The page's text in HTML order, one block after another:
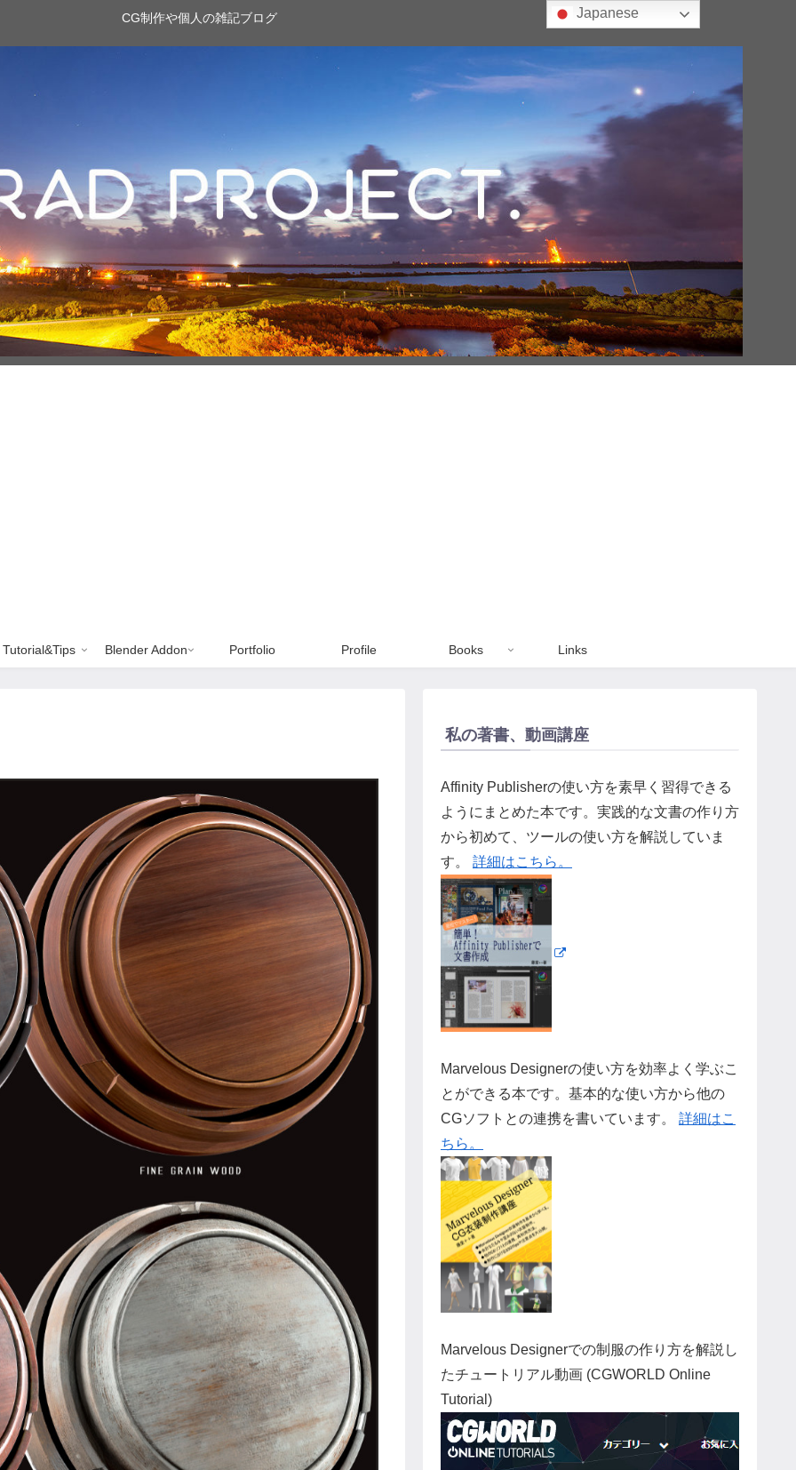
CG制作や個人の雑記ブログ
Tutorial&Tips Blender Addon Portfolio Profile Books Links
私の著書、動画講座
Affinity Publisherの使い方を素早く習得できる
ようにまとめた本です。実践的な文書の作り方
から初めて、ツールの使い方を解説していま
す。 詳細はこちら。
Marvelous Designerの使い方を効率よく学ぶこ
とができる本です。基本的な使い方から他の
CGソフトとの連携を書いています。 詳細はこ
ちら。
Marvelous Designerでの制服の作り方を解説し
たチュートリアル動画 (CGWORLD Online
Tutorial)
Japanese